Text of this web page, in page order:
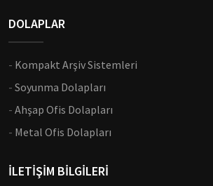
DOLAPLAR
- Kompakt Arşiv Sistemleri
- Soyunma Dolapları
- Ahşap Ofis Dolapları
- Metal Ofis Dolapları
İLETİŞİM BİLGİLERİ